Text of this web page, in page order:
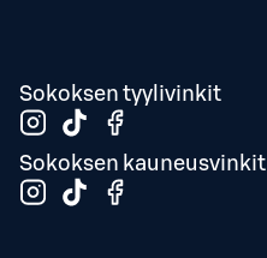
Sokoksen tyylivinkit
Sokoksen kauneusvinkit